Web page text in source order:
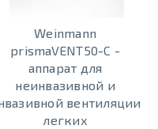
Weinmann
prismaVENT50-C -
аппарат для
неинвазивной и
вентиляции
легких